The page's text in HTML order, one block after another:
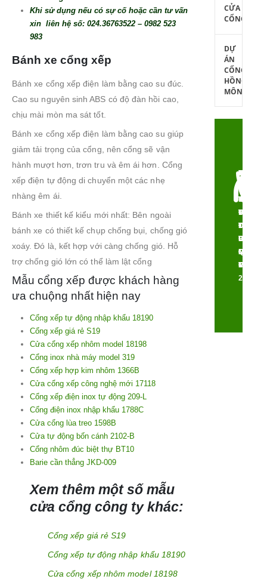
Khi sử dụng nếu cósự cố hoặc cần tư vấn
xin liên hệ số: 024.36763522 – 0982 523
983
Bánh xe cổng xếp
Bánh xe cổng xếp điện làm bằng cao su đúc.
Cao su nguyên sinh ABS có độ đàn hồi cao,
chịu mài mòn ma sát tốt.
Bánh xe cổng xếp điện làm bằng cao su giúp
giảm tải trọng của cổng, nên cổng sẽ vận
hành mượt hơn, trơn tru và êm ái hơn. Cổng
xếp điện tự động di chuyển một các nhẹ
nhàng êm ái.
Bánh xe thiết kế kiểu mới nhất: Bên ngoài
bánh xe có thiết kế chụp chống bụi, chống gió
xoáy. Đó là, kết hợp với càng chống gió. Hỗ
trợ chống gió lớn có thể làm lật cổng
Mẫu cổng xếp được khách hàng
ưa chuộng nhất hiện nay
Cổng xếp tự động nhập khẩu 18190
Cổng xếp giá rẻ S19
Cửa cổng xếp nhôm model 18198
Cổng inox nhà máy model 319
Cổng xếp hợp kim nhôm 1366B
Cửa cổng xếp công nghệ mới 17118
Cổng xếp điện inox tự động 209-L
Cổng điện inox nhập khẩu 1788C
Cửa cổng lùa treo 1598B
Cửa tự động bốn cánh 2102-B
Cổng nhôm đúc biệt thự BT10
Barie cần thẳng JKD-009
Xem thêm một số mẫu
cửa cổng công ty khác:
Cổng xếp giá rẻ S19
Cổng xếp tự động nhập khẩu 18190
Cửa cổng xếp nhôm model 18198
CỬA
CỔNG
DỰ
ÁN
CỔNG
HỒNG
MÔN
CÔNG
HIỆN
ĐẠI,
TIÊU
CHUẨN
QUỐC
TẾ
THẨM
VƯỢT
TRỘI,
ĐA
DẠNG
MẪU
MÃ
TÍNH
ƯU
VIỆT,
ĐỘ
BỀN
CỰC
CAO
CHI
TỐI
ƯU,
TƯ
VẤN
MIỄN
PHÍ
24/7